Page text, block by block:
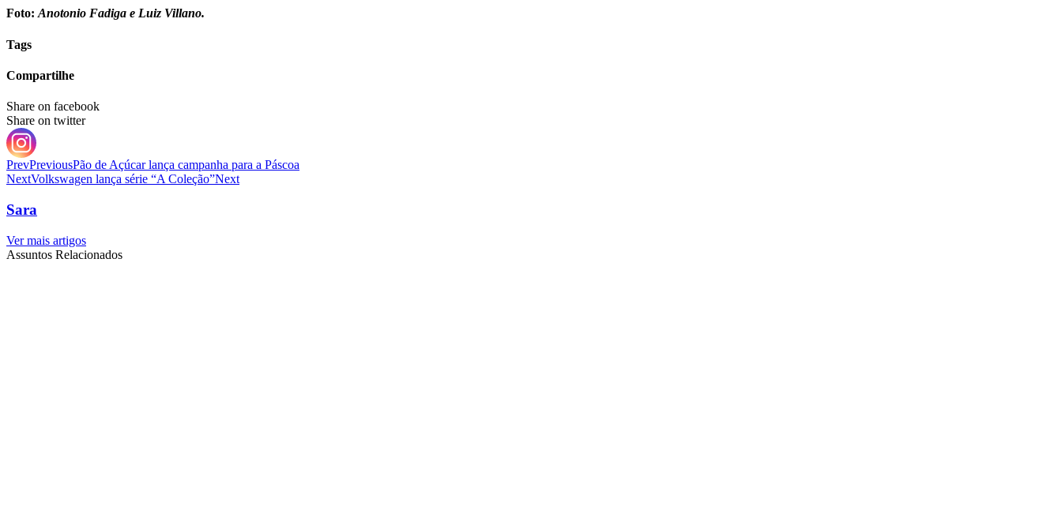
Foto:Anotonio Fadiga e Luiz Villano.
Tags
Compartilhe
Share on facebook
Share on twitter
PrevPreviousPão de Açúcar lança campanha para a Páscoa
NextVolkswagen lança série “A Coleção”Next
Sara
Ver mais artigos
Assuntos Relacionados